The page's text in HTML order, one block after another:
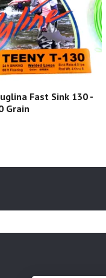
Fast Sink 130 -
Grain